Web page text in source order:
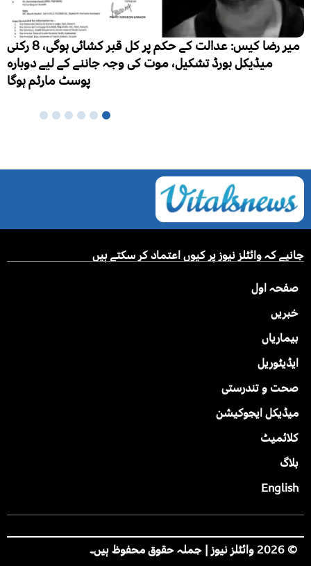
پاکستان میں فالج تیزی سے بڑھتا بحران، ہر سال 3 لاکھ 50
ہزار نئے مریض، ایک لاکھ اموات
جانیے کہ وائٹلز نیوز پر کیوں اعتماد کر سکتے ہیں
صفحہ اول
خبریں
بیماریاں
ایڈیٹوریل
صحت و تندرستی
میڈیکل ایجوکیشن
کلائمیٹ
بلاگ
English
© 2026 وائٹلز نیوز | جملہ حقوق محفوظ ہیں۔